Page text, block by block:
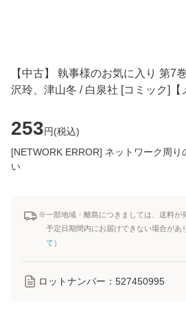
【中古】 執事様のお気に入り 第7
沢玲、津山冬 / 白泉社 [コミック]【
253円(税込)
[NETWORK ERROR] ネットワーク周り
い
※一部地域・離島につきましては、送料が
予定日期間内にお届けできない場合があ
て ）
ロットナンバー： 527450995